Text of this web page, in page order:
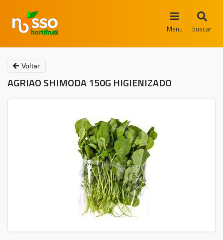
Menu buscar
Voltar
AGRIAO SHIMODA 150G HIGIENIZADO